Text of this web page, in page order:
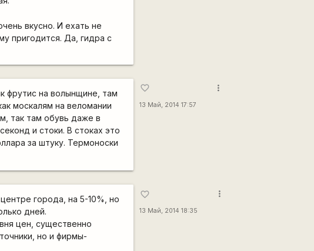
вкусно. И ехать не
пригодится. Да, гидра с
фрутис на волынщине, там
москалям на веломании
так там обувь даже в
и стоки. В стоках это
за штуку. Термоноски
favorite_border
13 Май, 2014 17:57
more_vert
города, на 5-10%, но
дней.
цен, существенно
но и фирмы-
favorite_border
13 Май, 2014 18:35
more_vert